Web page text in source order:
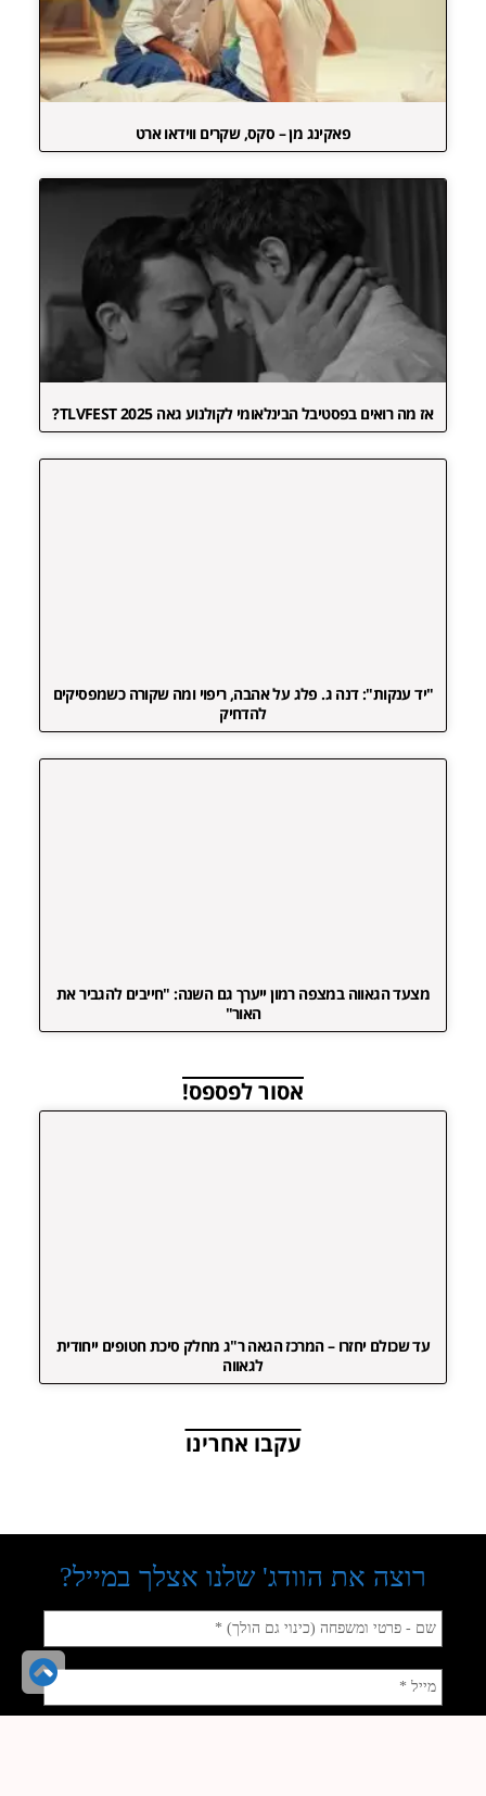
פאקינג מן – סקס, שקרים ווידאו ארט
אז מה רואים בפסטיבל הבינלאומי לקולנוע גאה TLVFEST 2025?
"יד ענקות": דנה ג. פלג על אהבה, ריפוי ומה שקורה כשמפסיקים
להדחיק
מצעד הגאווה במצפה רמון ייערך גם השנה: "חייבים להגביר את
האור"
אסור לפספס!
עד שכולם יחזרו – המרכז הגאה ר"ג מחלק סיכת חטופים ייחודית
לגאווה
עקבו אחרינו